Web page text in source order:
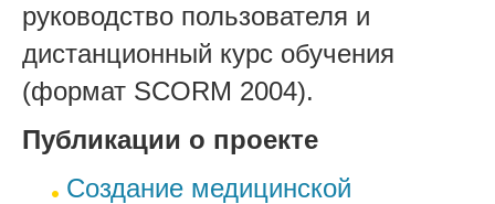
руководство пользователя и
дистанционный курс обучения
(формат SCORM 2004).
Публикации о проекте
Cоздание медицинской